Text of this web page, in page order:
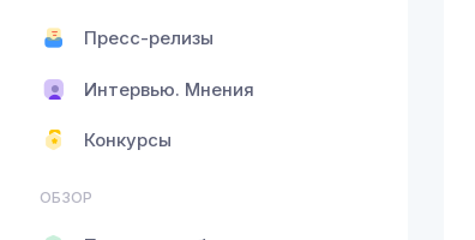
Пресс-релизы
Интервью. Мнения
Конкурсы
ОБЗОР